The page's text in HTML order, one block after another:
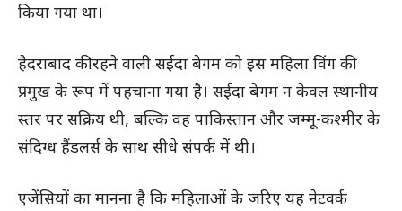
किया गया था।
हैदराबाद की रहने वाली सईदा बेगम को इस महिला विंग की
प्रमुख के रूप में पहचाना गया है। सईदा बेगम न केवल स्थानीय
स्तर पर सक्रिय थी, बल्कि वह पाकिस्तान और जम्मू-कश्मीर के
संदिग्ध हैंडलर्स के साथ सीधे संपर्क में थी।
एजेंसियों का मानना है कि महिलाओं के जरिए यह नेटवर्क